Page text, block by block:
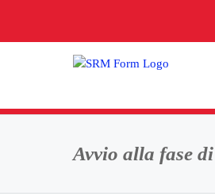
contenuto
Avvio alla fase